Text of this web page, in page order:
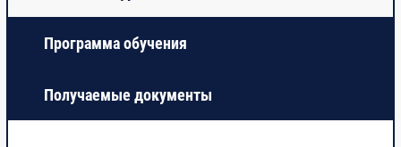
Программа обучения
Получаемые документы
Организация
процессов.